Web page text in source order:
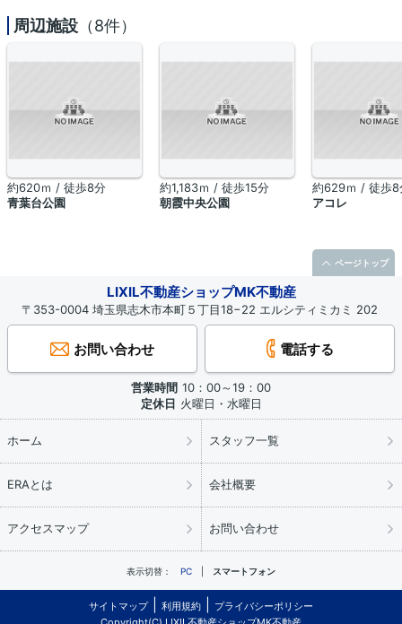
周辺施設 （8件）
約620ｍ / 徒歩8分
青葉台公園
約1,183ｍ / 徒歩15分
朝霞中央公園
約629ｍ / 徒歩8
アコレ
LIXIL不動産ショップMK不動産
〒353-0004 埼玉県志木市本町５丁目18−22 エルシティミカミ 202
お問い合わせ 電話する
営業時間 10：00～19：00
定休日 火曜日・水曜日
ホーム スタッフ一覧
ERAとは 会社概要
アクセスマップ お問い合わせ
表示切替： PC スマートフォン
サイトマップ 利用規約
プライバシーポリシー
ページトップ